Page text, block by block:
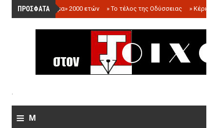
ΠΡΟΣΦΑΤΑ
»«Ολόγραμμα» 2000 ετών »Το τέλος της Οδύσσειας »
.
≡ M